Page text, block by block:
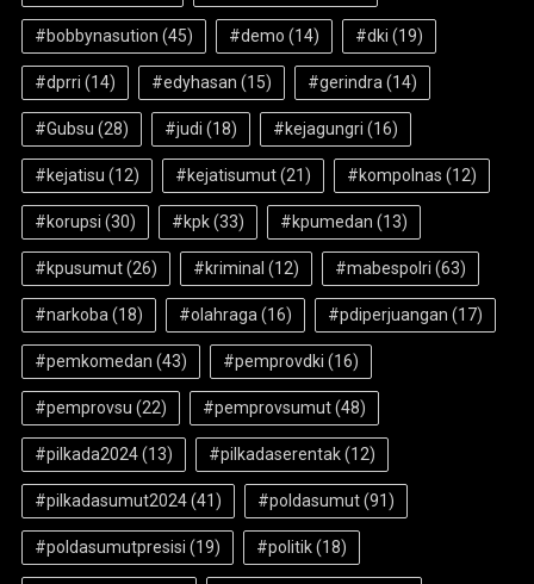
#bobbynasution (45) #demo (14) #dki (19)
#dprri (14) #edyhasan (15) #gerindra (14)
#Gubsu (28) #judi (18) #kejagungri (16)
#kejatisu (12) #kejatisumut(21) #kompolnas (12)
#korupsi (30) #kpk(33) #kpumedan (13)
#kpusumut(26) #kriminal (12) #mabespolri (63)
#narkoba (18) #olahraga (16) #pdiperjuangan (17)
#pemkomedan (43) #pemprovdki (16)
#pemprovsu (22) #pemprovsumut(48)
#pilkada2024(13) #pilkadaserentak(12)
#pilkadasumut2024(41) #poldasumut(91)
#poldasumutpresisi (19) #politik(18)